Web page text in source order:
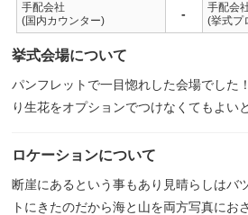
手配会社
(国内カウンター)
-
手配会
(挙式プ
挙式会場について
パンフレットで一目惚れした会場でした
り生花をオプションでつけなくてもよい
ロケーションについて
断崖にあるという事もあり見晴らしはバ
トにきたのだから海と山を両方写真にお